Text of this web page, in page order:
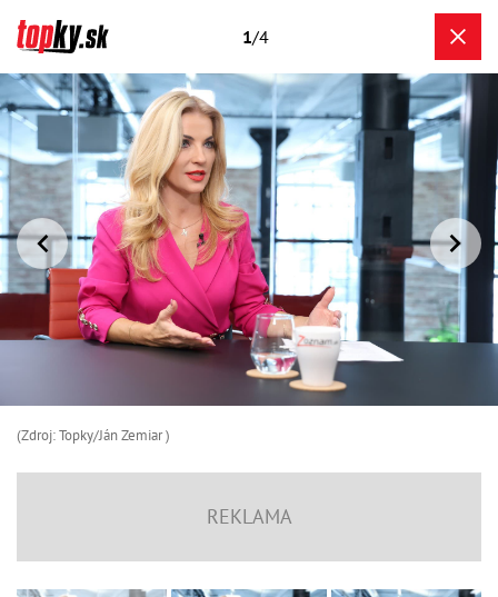
1/4
(Zdroj: Topky/Ján Zemiar )